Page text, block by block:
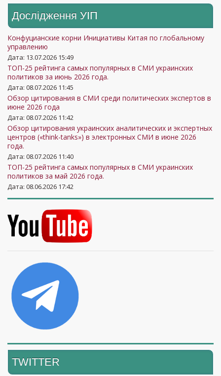
Дослідження УIП
Конфуцианские корни Инициативы Китая по глобальному
управлению
Дата: 13.07.2026 15:49
ТОП-25 рейтинга самых популярных в СМИ украинских
политиков за июнь 2026 года.
Дата: 08.07.2026 11:45
Обзор цитирования в СМИ среди политических экспертов в
июне 2026 года
Дата: 08.07.2026 11:42
Обзор цитирования украинских аналитических и экспертных
центров («think-tanks») в электронных СМИ в июне 2026
года.
Дата: 08.07.2026 11:40
ТОП-25 рейтинга самых популярных в СМИ украинских
политиков за май 2026 года.
Дата: 08.06.2026 17:42
TWITTER